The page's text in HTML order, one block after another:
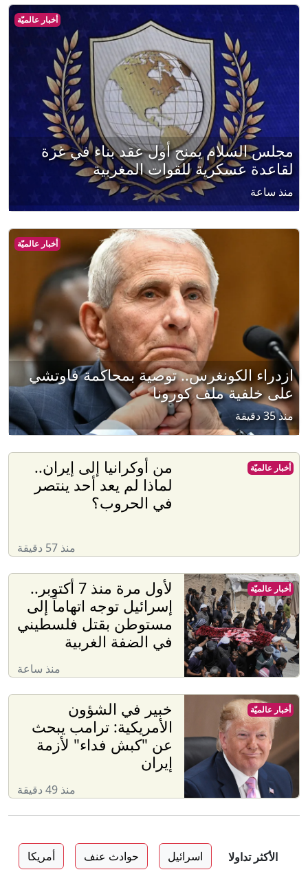
أخبار عالميّة
مجلس السلام يمنح أول عقد بناء في غزة
لقاعدة عسكرية للقوات المغربية
منذ ساعة
أخبار عالميّة
ازدراء الكونغرس.. توصية بمحاكمة فاوتشي
على خلفية ملف كورونا
منذ 35 دقيقة
من أوكرانيا إلى إيران..
لماذا لم يعد أحد ينتصر
في الحروب؟
منذ 57 دقيقة
أخبار عالميّة
لأول مرة منذ 7 أكتوبر..
إسرائيل توجه اتهاماً إلى
مستوطن بقتل فلسطيني
في الضفة الغربية
منذ ساعة
أخبار عالميّة
خبير في الشؤون
الأمريكية: ترامب يبحث
عن "كبش فداء" لأزمة
إيران
منذ 49 دقيقة
أخبار عالميّة
الأكثر تداولا اسرائيل حوادث عنف أمريكا